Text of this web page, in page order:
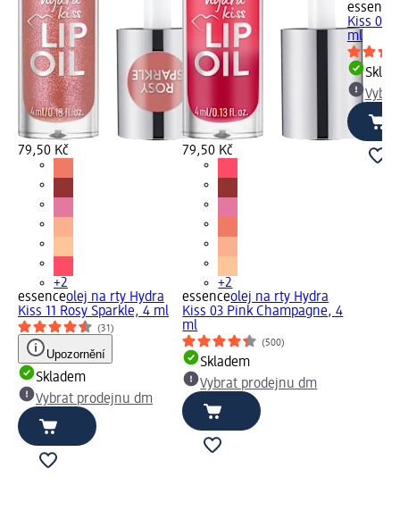
79,50 Kč
+2
essenceolej na rty Hydra
Kiss 11 Rosy Sparkle, 4 ml
(31)
Upozornění
Skladem
Vybrat prodejnu dm
79,50 Kč
+2
essenceolej na rty Hydra
Kiss 03 Pink Champagne, 4
ml
(500)
Skladem
Vybrat prodejnu dm
essence
Kiss 01
ml